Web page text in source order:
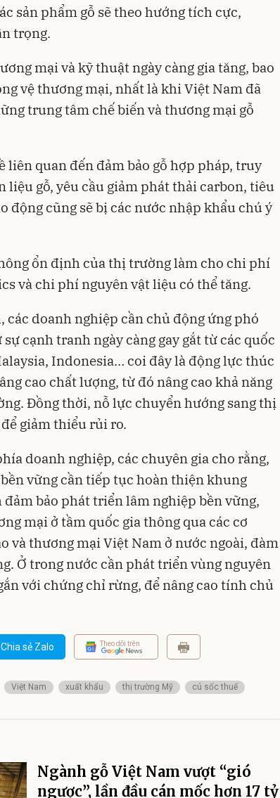
sản phẩm gỗ sẽ theo hướng tích cực,
trọng.
mại và kỹ thuật ngày càng gia tăng, bao
vệ thương mại, nhất là khi Việt Nam đã
trung tâm chế biến và thương mại gỗ
liên quan đến đảm bảo gỗ hợp pháp, truy
liệu gỗ, yêu cầu giảm phát thải carbon, tiêu
động cũng sẽ bị các nước nhập khẩu chú ý
ổn định của thị trường làm cho chi phí
và chi phí nguyên vật liệu có thể tăng.
các doanh nghiệp cần chủ động ứng phó
cạnh tranh ngày càng gay gắt từ các quốc
Indonesia… coi đây là động lực thúc
cao chất lượng, từ đó nâng cao khả năng
Đồng thời, nỗ lực chuyển hướng sang thị
giảm thiểu rủi ro.
doanh nghiệp, các chuyên gia cho rằng,
vững cần tiếp tục hoàn thiện khung
bảo phát triển lâm nghiệp bền vững,
mại ở tầm quốc gia thông qua các cơ
và thương mại Việt Nam ở nước ngoài, đàm
Ở trong nước cần phát triển vùng nguyên
với chứng chỉ rừng, để nâng cao tính chủ
Chia sẻ Zalo Theo dõi trên
Việt Nam xuất khẩu thị trường Mỹ cú sốc thuế
Ngành gỗ Việt Nam vượt “gió
ngược”, lần đầu cán mốc hơn 17 tỷ